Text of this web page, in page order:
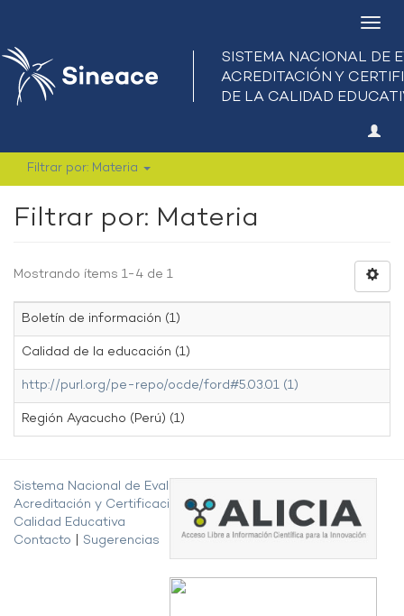
Filtrar por: Materia
Filtrar por: Materia
Mostrando ítems 1-4 de 1
Boletín de información (1)
Calidad de la educación (1)
http://purl.org/pe-repo/ocde/ford#5.03.01 (1)
Región Ayacucho (Perú) (1)
Sistema Nacional de Evaluación,
Acreditación y Certificación de la
Calidad Educativa
Contacto
Sugerencias